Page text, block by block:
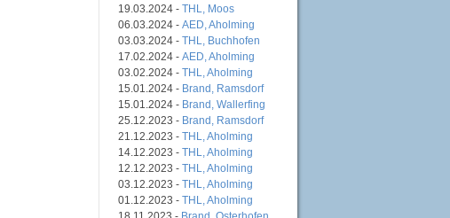
19.03.2024 - THL, Moos
06.03.2024 - AED, Aholming
03.03.2024 - THL, Buchhofen
17.02.2024 - AED, Aholming
03.02.2024 - THL, Aholming
15.01.2024 - Brand, Ramsdorf
15.01.2024 - Brand, Wallerfing
25.12.2023 - Brand, Ramsdorf
21.12.2023 - THL, Aholming
14.12.2023 - THL, Aholming
12.12.2023 - THL, Aholming
03.12.2023 - THL, Aholming
01.12.2023 - THL, Aholming